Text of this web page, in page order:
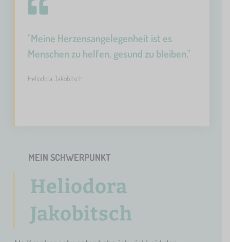
"Meine Herzensangelegenheit ist es
Menschen zu helfen, gesund zu bleiben."
Heliodora Jakobitsch
MEIN SCHWERPUNKT
Heliodora
Jakobitsch